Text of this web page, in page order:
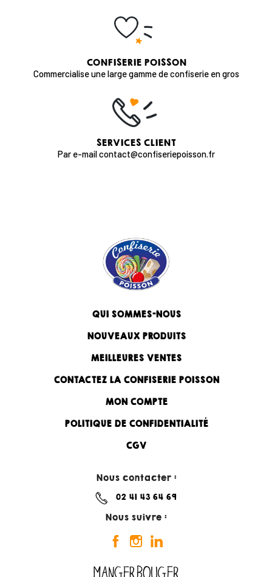
CONFISERIE POISSON
Commercialise une large gamme de confiserie en gros
SERVICES CLIENT
Par e-mail contact@confiseriepoisson.fr
QUI SOMMES-NOUS
NOUVEAUX PRODUITS
MEILLEURES VENTES
CONTACTEZ LA CONFISERIE POISSON
MON COMPTE
POLITIQUE DE CONFIDENTIALITÉ
CGV
Nous contacter :
02 41 43 64 69
Nous suivre :